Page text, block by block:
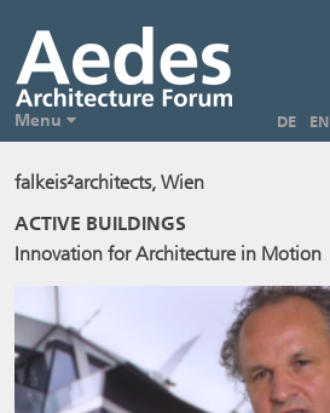
DE EN
Menu
falkeis²architects, Wien
ACTIVE BUILDINGS
Innovation for Architecture in Motion